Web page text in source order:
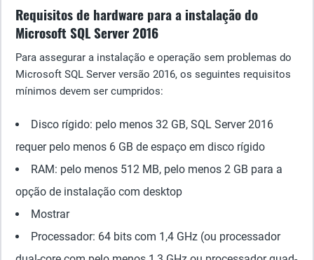
Requisitos de hardware para a instalação do
Microsoft SQL Server 2016
Para assegurar a instalação e operação sem problemas do
Microsoft SQL Server versão 2016, os seguintes requisitos
mínimos devem ser cumpridos:
Disco rígido: pelo menos 32 GB, SQL Server 2016
requer pelo menos 6 GB de espaço em disco rígido
RAM: pelo menos 512 MB, pelo menos 2 GB para a
opção de instalação com desktop
Mostrar
Processador: 64 bits com 1,4 GHz (ou processador